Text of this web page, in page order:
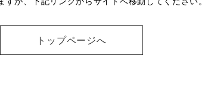
トップページへ